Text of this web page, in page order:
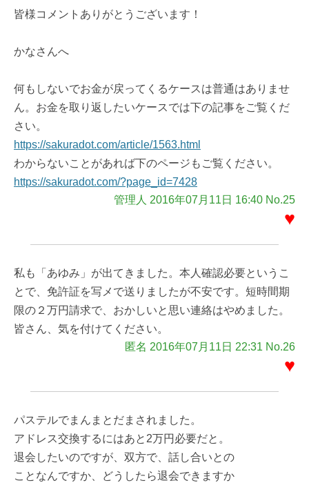
皆様コメントありがとうございます！
かなさんへ
何もしないでお金が戻ってくるケースは普通はありませ
ん。お金を取り返したいケースでは下の記事をご覧くだ
さい。
https://sakuradot.com/article/1563.html
わからないことがあれば下のページもご覧ください。
https://sakuradot.com/?page_id=7428
管理人 2016年07月11日 16:40 No.25
♥
私も「あゆみ」が出てきました。本人確認必要というこ
とで、免許証を写メで送りましたが不安です。短時間期
限の２万円請求で、おかしいと思い連絡はやめました。
皆さん、気を付けてください。
匿名 2016年07月11日 22:31 No.26
♥
パステルでまんまとだまされました。
アドレス交換するにはあと2万円必要だと。
退会したいのですが、双方で、話し合いとの
ことなんですか、どうしたら退会できますか